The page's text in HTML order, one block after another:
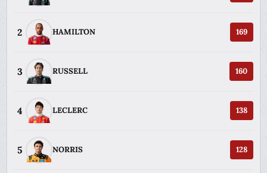
2 HAMILTON 169
3 RUSSELL 160
4 LECLERC 138
5 NORRIS 128